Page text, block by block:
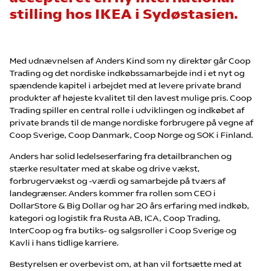
stilling hos IKEA i Sydøstasien.
Med udnævnelsen af Anders Kind som ny direktør går Coop
Trading og det nordiske indkøbssamarbejde ind i et nyt og
spændende kapitel i arbejdet med at levere private brand
produkter af højeste kvalitet til den lavest mulige pris. Coop
Trading spiller en central rolle i udviklingen og indkøbet af
private brands til de mange nordiske forbrugere på vegne af
Coop Sverige, Coop Danmark, Coop Norge og SOK i Finland.
Anders har solid ledelseserfaring fra detailbranchen og
stærke resultater med at skabe og drive vækst,
forbrugervækst og -værdi og samarbejde på tværs af
landegrænser. Anders kommer fra rollen som CEO i
DollarStore & Big Dollar og har 20 års erfaring med indkøb,
kategori og logistik fra Rusta AB, ICA, Coop Trading,
InterCoop og fra butiks- og salgsroller i Coop Sverige og
Kavli i hans tidlige karriere.
Bestyrelsen er overbevist om, at han vil fortsætte med at